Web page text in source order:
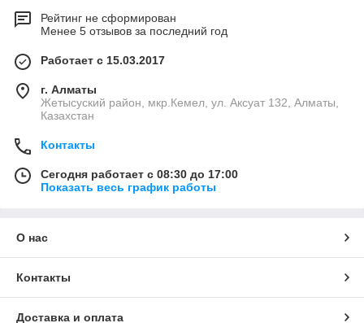
Рейтинг не сформирован
Менее 5 отзывов за последний год
Работает с 15.03.2017
г. Алматы
Жетысуский район, мкр.Кемел, ул. Аксуат 132, Алматы,
Казахстан
Контакты
Сегодня работает с 08:30 до 17:00
Показать весь график работы
О нас
Контакты
Доставка и оплата